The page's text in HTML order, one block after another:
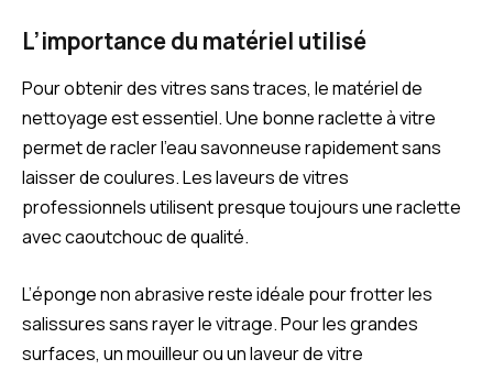
L’importance du matériel utilisé
Pour obtenir des vitres sans traces, le matériel de
nettoyage est essentiel. Une bonne raclette à vitre
permet de racler l’eau savonneuse rapidement sans
laisser de coulures. Les laveurs de vitres
professionnels utilisent presque toujours une raclette
avec caoutchouc de qualité.
L’éponge non abrasive reste idéale pour frotter les
salissures sans rayer le vitrage. Pour les grandes
surfaces, un mouilleur ou un laveur de vitre